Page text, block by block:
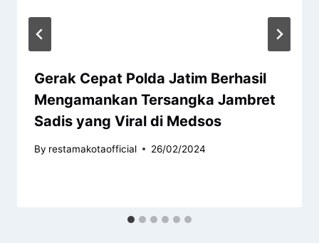
Gerak Cepat Polda Jatim Berhasil
Mengamankan Tersangka Jambret
Sadis yang Viral di Medsos
By restamakotaofficial 26/02/2024